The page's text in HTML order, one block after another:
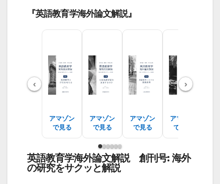
『英語教育学海外論文解説』
‹
アマゾン
で見る
アマゾン
で見る
アマゾン
で見る
アマゾン
で見る
›
英語教育学海外論文解説 創刊号: 海外
の研究をサクッと解説